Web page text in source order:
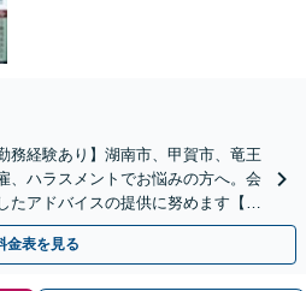
務経験あり】湖南市、甲賀市、竜王
、ハラスメントでお悩みの方へ。会
たアドバイスの提供に努めます【労
金表を見る